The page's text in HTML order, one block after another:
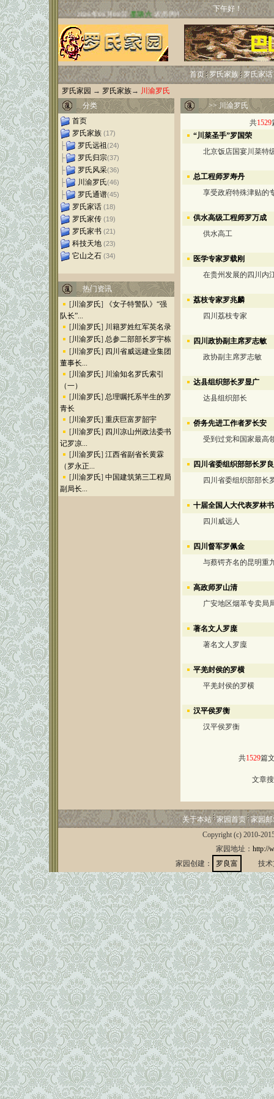
下午好！
首页 罗氏家族
罗氏家话
罗氏家园 → 罗氏家族→ 川渝罗氏
分类
首页
罗氏家族 (17)
├ 罗氏远祖(24)
├ 罗氏归宗(37)
├ 罗氏风采(36)
├ 川渝罗氏(46)
├ 罗氏通谱(45)
罗氏家话 (18)
罗氏家传 (19)
罗氏家书 (21)
科技天地 (23)
它山之石 (34)
热门资讯
[川渝罗氏]
《女子特警队》“强
队长”...
[川渝罗氏] 川籍罗姓红军英名录
[川渝罗氏] 总参二部部长罗宇栋
[川渝罗氏] 四川省威远建业集团
董事长...
[川渝罗氏] 川渝知名罗氏索引
（一）
[川渝罗氏] 总理嘱托系半生的罗
青长
[川渝罗氏] 重庆巨富罗韶宇
[川渝罗氏] 四川凉山州政法委书
记罗凉...
[川渝罗氏] 江西省副省长黄霖
（罗永正...
[川渝罗氏] 中国建筑第三工程局
副局长...
>>川渝罗氏
共1529
“川菜圣手”罗国荣
北京饭店国宴川菜特
总工程师罗寿丹
享受政府特殊津贴的
供水高级工程师罗万成
供水高工
医学专家罗载刚
在贵州发展的四川内
荔枝专家罗兆麟
四川荔枝专家
四川政协副主席罗志敏
政协副主席罗志敏
达县组织部长罗显广
达县组织部长
侨务先进工作者罗长安
受到过党和国家最高
四川省委组织部部长罗
四川省委组织部部长
十届全国人大代表罗林书
四川威远人
四川督军罗佩金
与蔡锷齐名的昆明重
高政师罗山清
广安地区烟革专卖局
著名文人罗庺
著名文人罗庺
平羌封侯的罗横
平羌封侯的罗横
汉平侯罗衡
汉平侯罗衡
共1529篇
文章
关于本站 家园首页 家园
Copyright (c) 2010-
家园地址： http://
家园创建：
罗良富 技术